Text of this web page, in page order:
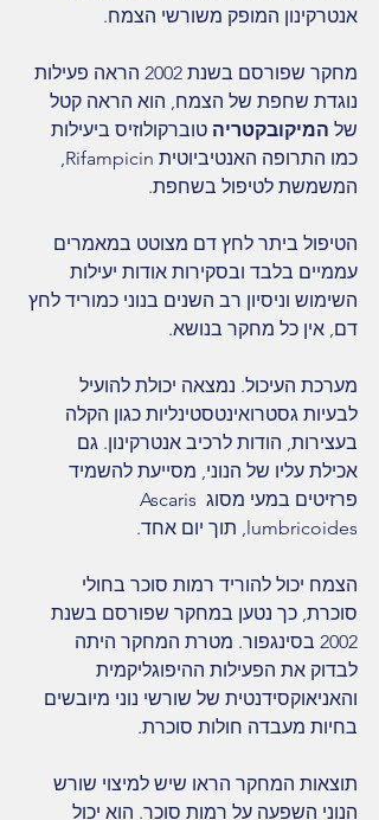
אנטרקינון המופק משורשי הצמח.
מחקר שפורסם בשנת 2002 הראה פעילות
נוגדת שחפת של הצמח, הוא הראה קטל
של המיקובקטריה טוברקולוזיס ביעילות
כמו התרופה האנטיביוטית Rifampicin,
המשמשת לטיפול בשחפת.
הטיפול ביתר לחץ דם מצוטט במאמרים
עממיים בלבד ובסקירות אודות יעילות
השימוש וניסיון רב השנים בנוני כמוריד לחץ
דם, אין כל מחקר בנושא.
מערכת העיכול. נמצאה יכולת להועיל
לבעיות גסטרואינטסטינליות כגון הקלה
בעצירות, הודות לרכיב אנטרקינון. גם
אכילת עליו של הנוני, מסייעת להשמיד
פרזיטים במעי מסוג Ascaris
lumbricoides, תוך יום אחד.
הצמח יכול להוריד רמות סוכר בחולי
סוכרת, כך נטען במחקר שפורסם בשנת
2002 בסינגפור. מטרת המחקר היתה
לבדוק את הפעילות ההיפוגליקמית
והאניאוקסידנטית של שורשי נוני מיובשים
בחיות מעבדה חולות סוכרת.
תוצאות המחקר הראו שיש למיצוי שורש
הנוני השפעה על רמות סוכר. הוא יכול